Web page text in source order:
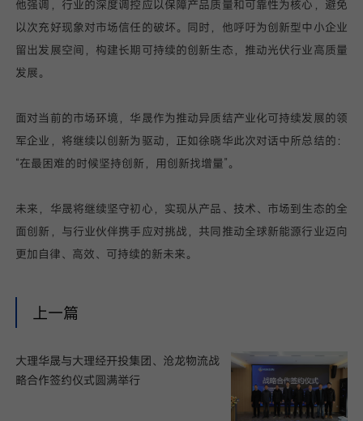
他强调，行业的深度调控应以保障产品质量和可靠性为核心，避免
以次充好现象对市场信任的破坏。同时，他呼吁为创新型中小企业
留出发展空间，构建长期可持续的创新生态，推动光伏行业高质量
发展。
面对当前的市场环境，华晟作为推动异质结产业化可持续发展的领
军企业，将继续以创新为驱动，正如徐晓华此次对话中所总结的：
“在最困难的时候坚持创新，用创新找增量”。
未来，华晟将继续坚守初心，实现从产品、技术、市场到生态的全
面创新，与行业伙伴携手应对挑战，共同推动全球新能源行业迈向
更加自律、高效、可持续的新未来。
上一篇
大理华晟与大理经开投集团、沧龙物流战
略合作签约仪式圆满举行